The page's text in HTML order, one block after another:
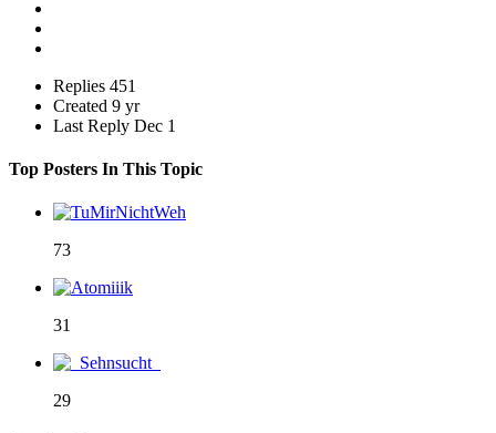
Replies 451
Created 9 yr
Last Reply Dec 1
Top Posters In This Topic
73
31
29